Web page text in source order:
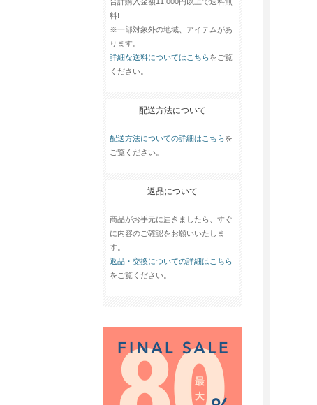
料!
※一部対象外の地域、アイテムがあ
ります。
詳細な送料についてはこちらをご覧
ください。
配送方法について
配送方法についての詳細はこちらを
ご覧ください。
返品について
商品がお手元に届きましたら、すぐ
に内容のご確認をお願いいたしま
す。
返品・交換についての詳細はこちら
をご覧ください。